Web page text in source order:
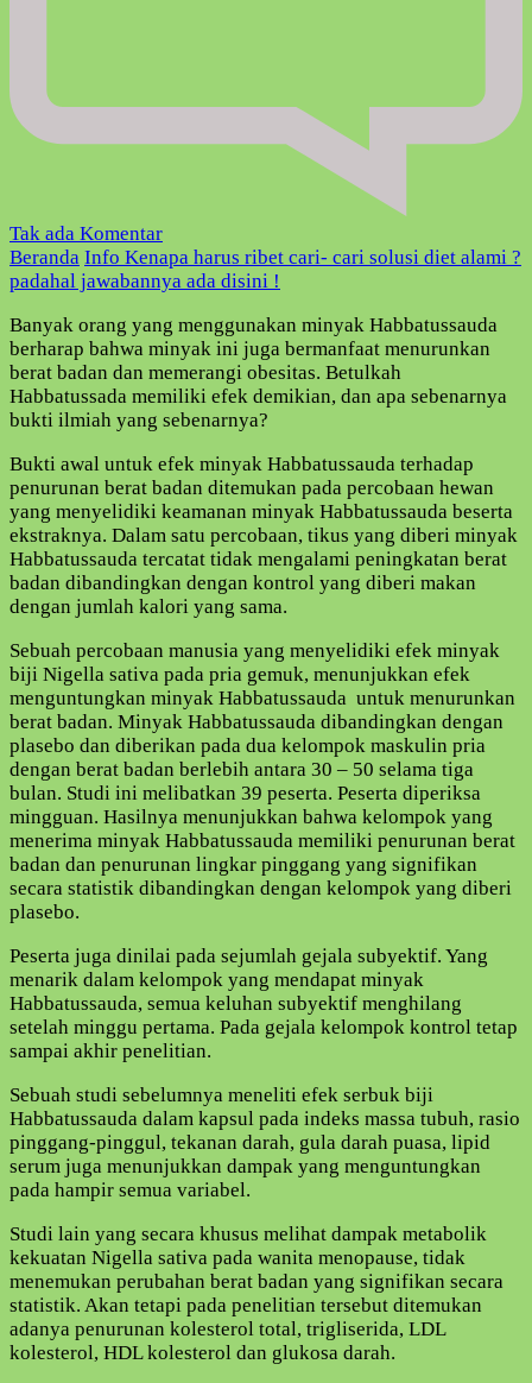
Tak ada Komentarpada
Kenapa
harus
cari-
cari
solusi
diet
alami
padahal
jawabannya
ada
disini
!
Beranda Info Kenapa harus ribet cari- cari solusi diet alami ?
padahal jawabannya ada disini !
Banyak orang yang menggunakan minyak Habbatussauda
berharap bahwa minyak ini juga bermanfaat menurunkan
berat badan dan memerangi obesitas. Betulkah
Habbatussada memiliki efek demikian, dan apa sebenarnya
bukti ilmiah yang sebenarnya?
Bukti awal untuk efek minyak Habbatussauda terhadap
penurunan berat badan ditemukan pada percobaan hewan
yang menyelidiki keamanan minyak Habbatussauda beserta
ekstraknya. Dalam satu percobaan, tikus yang diberi minyak
Habbatussauda tercatat tidak mengalami peningkatan berat
badan dibandingkan dengan kontrol yang diberi makan
dengan jumlah kalori yang sama.
Sebuah percobaan manusia yang menyelidiki efek minyak
biji Nigella sativa pada pria gemuk, menunjukkan efek
menguntungkan minyak Habbatussauda untuk menurunkan
berat badan. Minyak Habbatussauda dibandingkan dengan
plasebo dan diberikan pada dua kelompok maskulin pria
dengan berat badan berlebih antara 30 – 50 selama tiga
bulan. Studi ini melibatkan 39 peserta. Peserta diperiksa
mingguan. Hasilnya menunjukkan bahwa kelompok yang
menerima minyak Habbatussauda memiliki penurunan berat
badan dan penurunan lingkar pinggang yang signifikan
secara statistik dibandingkan dengan kelompok yang diberi
plasebo.
Peserta juga dinilai pada sejumlah gejala subyektif. Yang
menarik dalam kelompok yang mendapat minyak
Habbatussauda, semua keluhan subyektif menghilang
setelah minggu pertama. Pada gejala kelompok kontrol tetap
sampai akhir penelitian.
Sebuah studi sebelumnya meneliti efek serbuk biji
Habbatussauda dalam kapsul pada indeks massa tubuh, rasio
pinggang-pinggul, tekanan darah, gula darah puasa, lipid
serum juga menunjukkan dampak yang menguntungkan
pada hampir semua variabel.
Studi lain yang secara khusus melihat dampak metabolik
kekuatan Nigella sativa pada wanita menopause, tidak
menemukan perubahan berat badan yang signifikan secara
statistik. Akan tetapi pada penelitian tersebut ditemukan
adanya penurunan kolesterol total, trigliserida, LDL
kolesterol, HDL kolesterol dan glukosa darah.